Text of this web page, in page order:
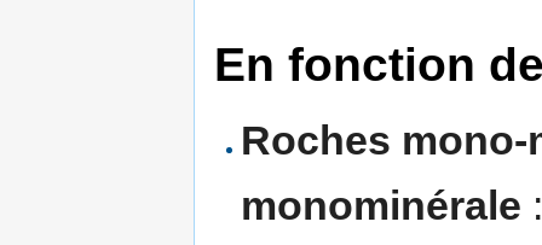
En fonction
Roches mono-
monominérale